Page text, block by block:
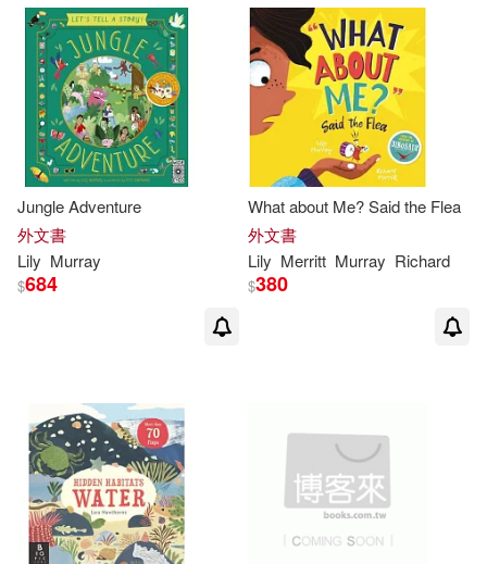
Jungle Adventure
外文書
Lily Murray
$684
What about Me? Said the Flea
外文書
Lily Merritt Murray Richard
$380